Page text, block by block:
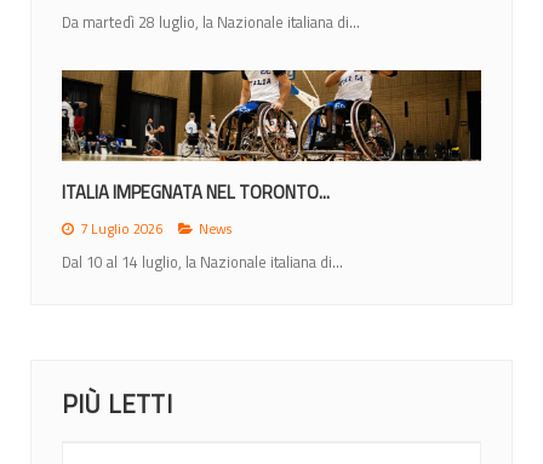
Da martedì 28 luglio, la Nazionale italiana di...
ITALIA IMPEGNATA NEL TORONTO...
7 Luglio 2026 News
Dal 10 al 14 luglio, la Nazionale italiana di...
PIÙ LETTI